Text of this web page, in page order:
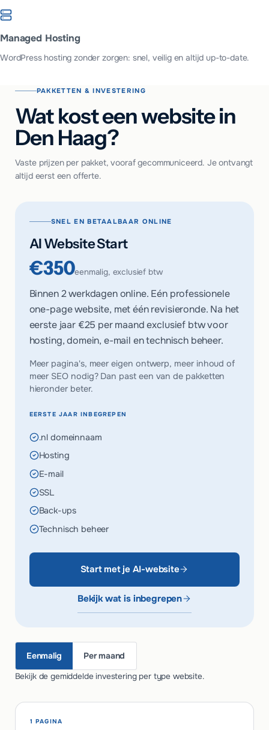
Managed Hosting
WordPress hosting zonder zorgen: snel, veilig en altijd up-to-date.
PAKKETTEN & INVESTERING
Wat kost een website in
Den Haag?
Vaste prijzen per pakket, vooraf gecommuniceerd. Je ontvangt
altijd eerst een offerte.
SNEL EN BETAALBAAR ONLINE
AI Website Start
€350eenmalig, exclusief btw
Binnen 2 werkdagen online. Eén professionele
one-page website, met één revisieronde. Na het
eerste jaar €25 per maandexclusief btw voor
hosting, domein, e-mail en technisch beheer.
Meer pagina's, meer eigen ontwerp, meer inhoud of
meer SEO nodig? Dan past een van de pakketten
hieronder beter.
EERSTE JAAR INBEGREPEN
.nl domeinnaam
Hosting
E-mail
SSL
Back-ups
Technisch beheer
Start met je AI-website
Bekijk wat is inbegrepen
Eenmalig Per maand
Bekijk de gemiddelde investering per type website.
1 PAGINA